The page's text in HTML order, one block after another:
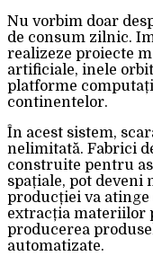
Nu vorbim doar
de consum zilnic.
realizeze proiecte
artificiale, inele
platforme
continentelor.
În acest sistem,
nelimitată. Fabrici
construite pentru
spațiale, pot deveni
producției va
extracția materiilor
producerea
automatizate.